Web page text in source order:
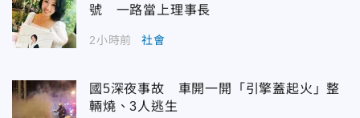
號 一路當上理事長
2小時前 社會
國5深夜事故 車開一開「引擎蓋起火」整
輛燒、3人逃生